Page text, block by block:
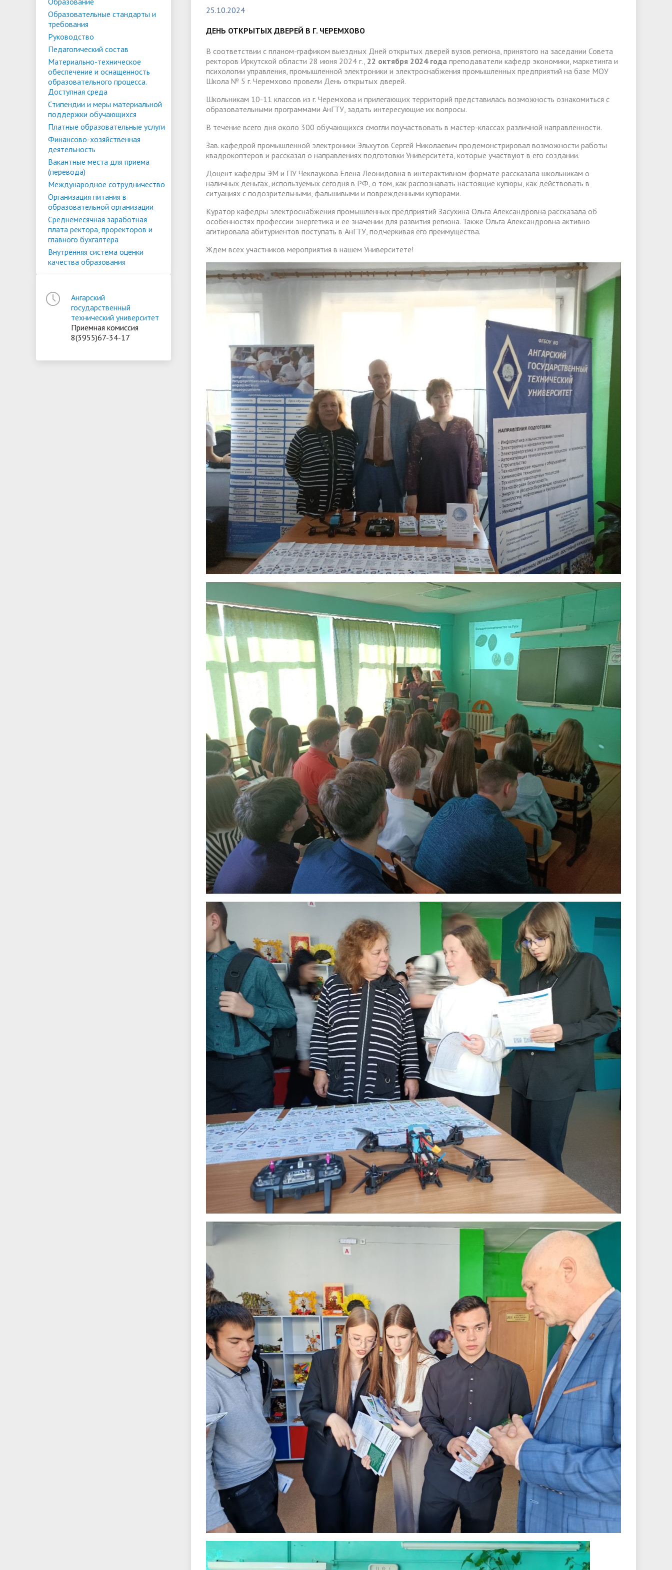
Материально-техническое
обеспечение и оснащенность
образовательного процесса.
Доступная среда
поддержки обучающихся
Вакантные места для приема
(перевода)
Международное сотрудничество
Организация питания в
образовательной организации
Среднемесячная заработная плата
ректора, проректоров и главного
бухгалтера
качества образования
Конкурсы и вакансии
Служба содействия
трудоустройству
Проекты, гранты и конкурсы
Меры противодействия коррупции Воспитательная работа
Международное сотрудничество
Условия обучения инвалидов и лиц
с ОВЗ
Обращения граждан и организаций
в форме электронного документа в
ФГБОУ ВО "АнГТУ"
Общежитие
Информационная поддержка
вопросам коронавирусной
дистанционного обучения
Патриотический клуб ФГБОУ ВО
«АнГТУ»
Личный прием граждан «Стартап как диплом»
Конкурсные списки
Особенности приема по отдельной
квоте
Для поступающих из
Белгородской, Курской и Брянской
областей
Запорожской области и
Херсонской области
Списки зачисленных
"Студенческое" разрешение на
временное проживание для
иностранцев
Для поступающих на целевое
обучение
Образовательные стандарты и
требования
Руководство
Педагогический состав
Материально-техническое
обеспечение и оснащенность
образовательного процесса.
Доступная среда
Стипендии и меры материальной
поддержки обучающихся
Платные образовательные услуги
Финансово-хозяйственная
деятельность
Вакантные места для приема
(перевода)
Международное сотрудничество
Организация питания в
образовательной организации
Среднемесячная заработная
плата ректора, проректоров и
главного бухгалтера
Внутренняя система оценки
качества образования
Ангарский
государственный
технический университет
Приемная комиссия
8(3955)67-34-17
25.10.2024
ДЕНЬ ОТКРЫТЫХ ДВЕРЕЙ В Г. ЧЕРЕМХОВО
В соответствии с планом-графиком выездных Дней открытых дверей вузов региона, принятого на заседании Совета
ректоров Иркутской области 28 июня 2024 г., 22 октября 2024 года преподаватели кафедр экономики, маркетинга и
психологии управления, промышленной электроники и электроснабжения промышленных предприятий на базе МОУ
Школа № 5 г. Черемхово провели День открытых дверей.
Школьникам 10-11 классов из г. Черемхова и прилегающих территорий представилась возможность ознакомиться с
образовательными программами АнГТУ, задать интересующие их вопросы.
В течение всего дня около 300 обучающихся смогли поучаствовать в маcтер-классах различной направленности.
Зав. кафедрой промышленной электроники Эльхутов Сергей Николаевич продемонстрировал возможности работы
квадрокоптеров и рассказал о направлениях подготовки Университета, которые участвуют в его создании.
Доцент кафедры ЭМ и ПУ Чеклаукова Елена Леонидовна в интерактивном формате рассказала школьникам о
наличных деньгах, используемых сегодня в РФ, о том, как распознавать настоящие купюры, как действовать в
ситуациях с подозрительными, фальшивыми и поврежденными купюрами.
Куратор кафедры электроснабжения промышленных предприятий Засухина Ольга Александровна рассказала об
особенностях профессии энергетика и ее значении для развития региона. Также Ольга Александровна активно
агитировала абитуриентов поступать в АнГТУ, подчеркивая его преимущества.
Ждем всех участников мероприятия в нашем Университете!